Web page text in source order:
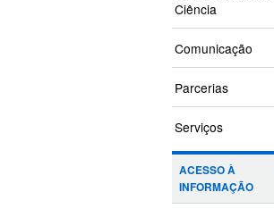
Ciência
Comunicação
Parcerias
Serviços
ACESSO À
INFORMAÇÃO